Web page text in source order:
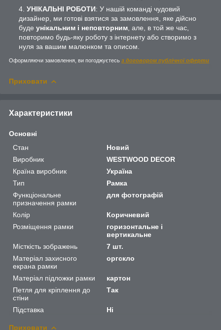
УНІКАЛЬНІ РОБОТИ: У нашій команді чудовий
дизайнер, ми готові взятися за замовлення, яке дійсно
буде унікальним і неповторним , але, в той же час,
повторимо будь-яку роботу з інтернету або створимо з
нуля за вашим малюнком та описом.
Оформляючи замовлення, ви погоджуєтесь з договором публічної оферти
Приховати
Характеристики
Основні
Стан
Новий
Виробник
WESTWOOD DECOR
Країна виробник
Україна
Тип
Рамка
Функціональне
призначення рамки
для фотографій
Колір
Коричневий
Розміщення рамки
горизонтальне і
вертикальне
Місткість зображень
7 шт.
Матеріал захисного
екрана рамки
оргскло
Матеріал підложки рамки
картон
Петля для кріплення до
стіни
Так
Підставка Ні
Приховати